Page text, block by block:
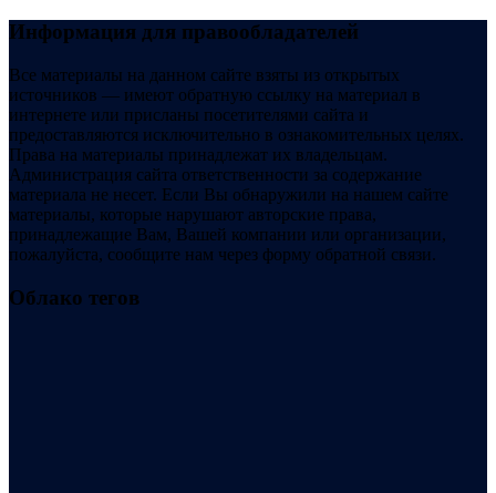
Информация для правообладателей
Все материалы на данном сайте взяты из открытых
источников — имеют обратную ссылку на материал в
интернете или присланы посетителями сайта и
предоставляются исключительно в ознакомительных целях.
Права на материалы принадлежат их владельцам.
Администрация сайта ответственности за содержание
материала не несет. Если Вы обнаружили на нашем сайте
материалы, которые нарушают авторские права,
принадлежащие Вам, Вашей компании или организации,
пожалуйста, сообщите нам через форму обратной связи.
Облако тегов